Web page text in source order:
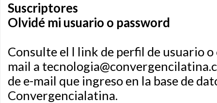
Suscriptores
Olvidé mi usuario o password
Consulte el l link de perfil de usuario o
mail a
de e-mail que ingreso en la base de
Convergencialatina.